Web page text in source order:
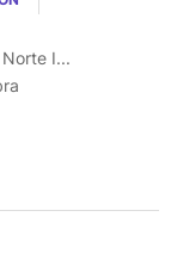
I...